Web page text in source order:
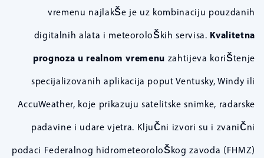
vremenu najlakše je uz kombinaciju pouzdanih
digitalnih alata i meteoroloških servisa. Kvalitetna
prognoza u realnom vremenu zahtijeva korištenje
specijalizovanih aplikacija poput Ventusky, Windy ili
AccuWeather, koje prikazuju satelitske snimke, radarske
padavine i udare vjetra. Ključni izvori su i zvanični
podaci Federalnog hidrometeorološkog zavoda (FHMZ)